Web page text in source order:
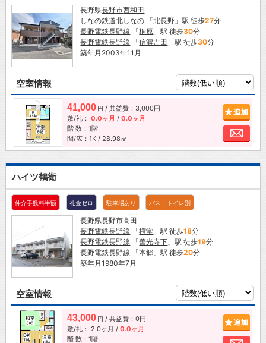
長野県長野市西和田
しなの鉄道北しなの 「北長野 」駅 徒歩27分
長野電鉄長野線 「桐原 」駅 徒歩30分
長野電鉄長野線 「信濃吉田 」駅 徒歩30分
築年月2003年11月
空室情報
41,000 円 / 共益費：3,000円
敷/礼： 0.0ヶ月 / 0.0ヶ月
階 数：1階
間/広：1K / 28.98㎡
お
ハイツ鶴衛
仲介手数料半額 礼金ゼロ 駐車場あり バス・トイレ別
長野県長野市高田
長野電鉄長野線 「権堂 」駅 徒歩18分
長野電鉄長野線 「善光寺下 」駅 徒歩19分
長野電鉄長野線 「本郷 」駅 徒歩20分
築年月1980年7月
空室情報
43,000 円 / 共益費：0円
敷/礼： 2.0ヶ月 / 0.0ヶ月
階 数：1階
お